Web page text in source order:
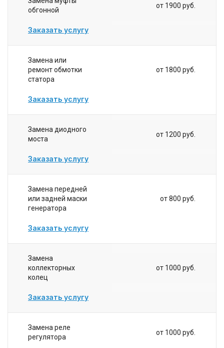
обгонной
от 1900 руб.
Заказать услугу
Замена или
ремонт обмотки
статора
от 1800 руб.
Заказать услугу
Замена диодного
моста
от 1200 руб.
Заказать услугу
Замена передней
или задней маски
генератора
от 800 руб.
Заказать услугу
Замена
коллекторных
колец
от 1000 руб.
Заказать услугу
Замена реле
регулятора
от 1000 руб.